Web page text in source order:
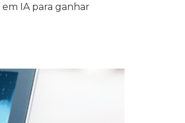
IA para ganhar